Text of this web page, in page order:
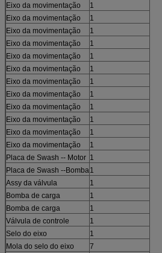
Eixo da movimentação
1
Eixo da movimentação
1
Eixo da movimentação
1
Eixo da movimentação
1
Eixo da movimentação
1
Eixo da movimentação
1
Eixo da movimentação
1
Eixo da movimentação
1
Eixo da movimentação
1
Eixo da movimentação
1
Eixo da movimentação
1
Eixo da movimentação
1
Placa de Swash -- Motor 1
Placa de Swash --Bomba1
Assy da válvula
1
Bomba de carga
1
Bomba de carga
1
Válvula de controle
1
Selo do eixo
1
Mola do selo do eixo
7